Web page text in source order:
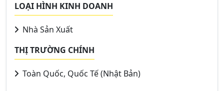
LOẠI HÌNH KINH DOANH
Nhà Sản Xuất
THỊ TRƯỜNG CHÍNH
Toàn Quốc, Quốc Tế (Nhật Bản)